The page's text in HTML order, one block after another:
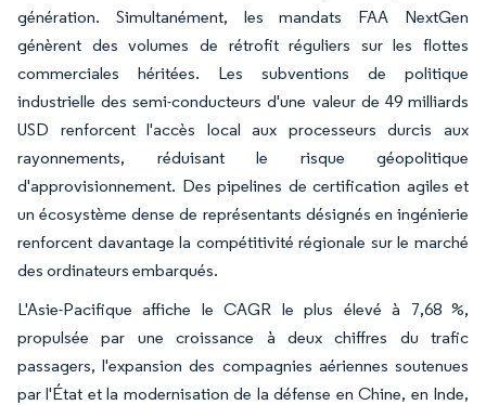
génération. Simultanément, les mandats FAA NextGen
génèrent des volumes de rétrofit réguliers sur les flottes
commerciales héritées. Les subventions de politique
industrielle des semi-conducteurs d'une valeur de 49 milliards
USD renforcent l'accès local aux processeurs durcis aux
rayonnements, réduisant le risque géopolitique
d'approvisionnement. Des pipelines de certification agiles et
un écosystème dense de représentants désignés en ingénierie
renforcent davantage la compétitivité régionale sur le marché
des ordinateurs embarqués.
L'Asie-Pacifique affiche le CAGR le plus élevé à 7,68 %,
propulsée par une croissance à deux chiffres du trafic
passagers, l'expansion des compagnies aériennes soutenues
par l'État et la modernisation de la défense en Chine, en Inde,